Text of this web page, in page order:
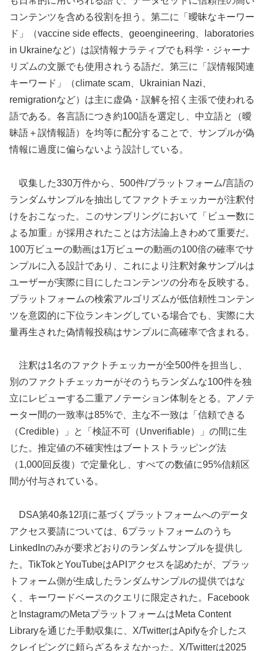
コンテンツを含める役割を担う。第二に「曖昧なキーワー
ド」（vaccine side effects、geoengineering、laboratories
in Ukraineなど）は誤情報ナラティブでも科学・ジャーナ
リズムの文脈でも使用されうる語だ。第三に「誤情報関連
キーワード」（climate scam、Ukrainian Nazi、
remigrationなど）は主に虚偽・誤解を招く主張で使われる
語である。各言語につき約100語を選定し、中立語と（曖
昧語＋誤情報語）を均等に配分することで、サンプルが偽
情報に過度に偏らないよう設計している。
収集した330万件から、500件/プラットフォーム/言語の
ランダムサンプルを抽出してファクトチェッカーが注釈付
けをおこなった。このサンプリングにおいて「ビュー数に
よる加重」が採用されたことは方法論上きわめて重要だ。
100万ビューの動画は1万ビューの動画の100倍の確率でサ
ンプルに入る設計であり、これにより注釈対象サンプルは
ユーザーが実際に目にしたコンテンツの分布を反映する。
プラットフォームの検索アルゴリズムが低信頼性コンテン
ツを意図的に下位ランキングしている場合でも、実際に大
量再生された偽情報投稿はサンプルに高確率で含まれる。
注釈は1名のファクトチェッカーが全500件を担当し、
別のファクトチェッカーがそのうちランダムな100件を独
立にレビューする二重アノテーション体制をとる。アノテ
ーター間の一致率は85%で、主な不一致は「信頼できる
（Credible）」と「検証不可（Unverifiable）」の間に生
じた。推定値の不確実性はブートストラッピング法
（1,000回反復）で定量化し、すべての数値に95%信頼区
間が付与されている。
DSA第40条12項に基づくプラットフォームへのデータ
アクセス要請については、6プラットフォームのうち
LinkedInのみが要求どおりのランダムサンプルを提供し
た。TikTokとYouTubeはAPIアクセスを認めたが、プラッ
トフォーム側が生成したランダムサンプルの提供ではな
く、キーワードベースのクエリに限定された。Facebook
とInstagramのMetaプラットフォームはMeta Content
Libraryを通じた手動収集に、X/TwitterはApifyを介したス
クレイピングに頼らざるをえなかった。X/Twitterは2025